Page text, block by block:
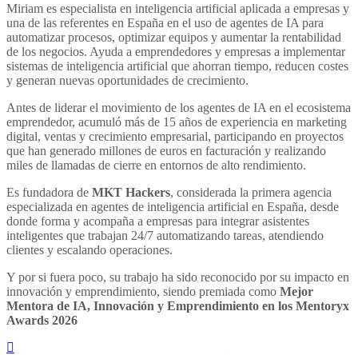
Miriam es especialista en inteligencia artificial aplicada a empresas y
una de las referentes en España en el uso de agentes de IA para
automatizar procesos, optimizar equipos y aumentar la rentabilidad
de los negocios. Ayuda a emprendedores y empresas a implementar
sistemas de inteligencia artificial que ahorran tiempo, reducen costes
y generan nuevas oportunidades de crecimiento.
Antes de liderar el movimiento de los agentes de IA en el ecosistema
emprendedor, acumuló más de 15 años de experiencia en marketing
digital, ventas y crecimiento empresarial, participando en proyectos
que han generado millones de euros en facturación y realizando
miles de llamadas de cierre en entornos de alto rendimiento.
Es fundadora de MKT Hackers, considerada la primera agencia
especializada en agentes de inteligencia artificial en España, desde
donde forma y acompaña a empresas para integrar asistentes
inteligentes que trabajan 24/7 automatizando tareas, atendiendo
clientes y escalando operaciones.
Y por si fuera poco, su trabajo ha sido reconocido por su impacto en
innovación y emprendimiento, siendo premiada como Mejor
Mentora de IA, Innovación y Emprendimiento en los Mentoryx
Awards 2026